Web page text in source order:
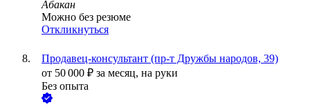
Абакан
Можно без резюме
Откликнуться
Продавец-консультант (пр-т Дружбы народов, 39)
от 50 000 ₽ за месяц, на руки
Без опыта